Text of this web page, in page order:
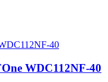
WDC112NF-40